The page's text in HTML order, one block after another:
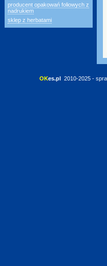
producent opakowań foliowych z
nadrukiem
sklep z herbatami
OKes.pl 2010-2025 -